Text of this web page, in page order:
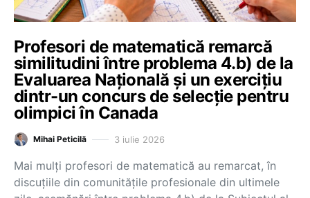
Profesori de matematică remarcă
similitudini între problema 4.b) de la
Evaluarea Națională și un exercițiu
dintr-un concurs de selecție pentru
olimpici în Canada
Mihai Peticilă 3 iulie 2026
Mai mulți profesori de matematică au remarcat, în
discuțiile din comunitățile profesionale din ultimele